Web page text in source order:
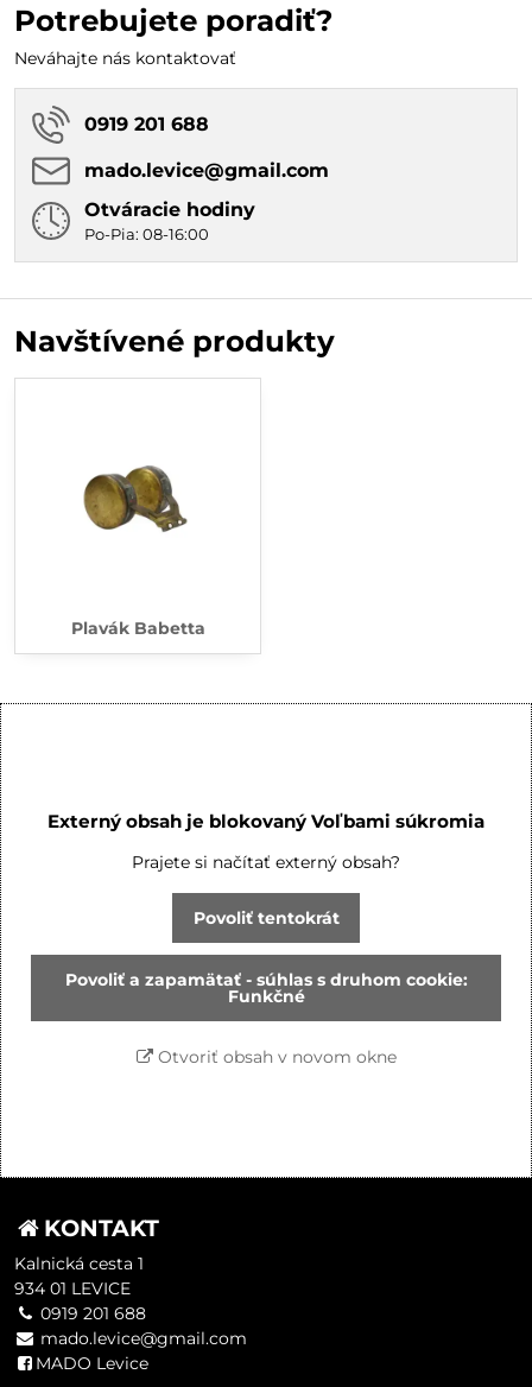
Potrebujete poradiť?
Neváhajte nás kontaktovať
0919 201 688
mado​.levice​@gmail​.com
Otváracie hodiny
Po-Pia: 08-16:00
Navštívené produkty
Plavák Babetta
Externý obsah je blokovaný Voľbami súkromia
Prajete si načítať externý obsah?
Povoliť tentokrát
Povoliť a zapamätať - súhlas s druhom cookie:
Funkčné
Otvoriť obsah v novom okne
KONTAKT
Kalnická cesta 1
934 01 LEVICE
0919 201 688
mado.levice@gmail.com
MADO Levice